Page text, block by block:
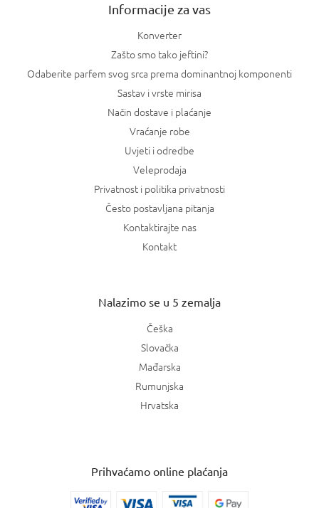
Informacije za vas
Konverter
Zašto smo tako jeftini?
Odaberite parfem svog srca prema dominantnoj komponenti
Sastav i vrste mirisa
Način dostave i plaćanje
Vraćanje robe
Uvjeti i odredbe
Veleprodaja
Privatnost i politika privatnosti
Često postavljana pitanja
Kontaktirajte nas
Kontakt
Nalazimo se u 5 zemalja
Češka
Slovačka
Mađarska
Rumunjska
Hrvatska
Prihvaćamo online plaćanja